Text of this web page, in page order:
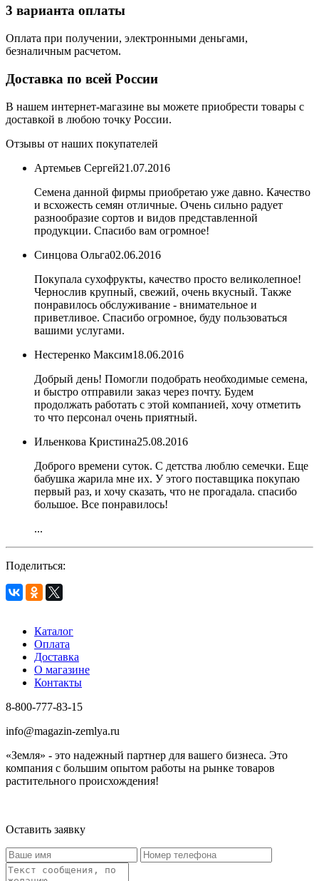
3 варианта оплаты
Оплата при получении, электронными деньгами,
безналичным расчетом.
Доставка по всей России
В нашем интернет-магазине вы можете приобрести товары с
доставкой в любою точку России.
Отзывы от наших покупателей
Артемьев Сергей21.07.2016
Семена данной фирмы приобретаю уже давно. Качество
и всхожесть семян отличные. Очень сильно радует
разнообразие сортов и видов представленной
продукции. Спасибо вам огромное!
Синцова Ольга02.06.2016
Покупала сухофрукты, качество просто великолепное!
Чернослив крупный, свежий, очень вкусный. Также
понравилось обслуживание - внимательное и
приветливое. Спасибо огромное, буду пользоваться
вашими услугами.
Нестеренко Максим18.06.2016
Добрый день! Помогли подобрать необходимые семена,
и быстро отправили заказ через почту. Будем
продолжать работать с этой компанией, хочу отметить
то что персонал очень приятный.
Ильенкова Кристина25.08.2016
Доброго времени суток. С детства люблю семечки. Еще
бабушка жарила мне их. У этого поставщика покупаю
первый раз, и хочу сказать, что не прогадала. спасибо
большое. Все понравилось!
...
Поделиться:
Каталог
Оплата
Доставка
О магазине
Контакты
8-800-777-83-15
info@magazin-zemlya.ru
«Земля» - это надежный партнер для вашего бизнеса. Это
компания с большим опытом работы на рынке товаров
растительного происхождения!
Оставить заявку